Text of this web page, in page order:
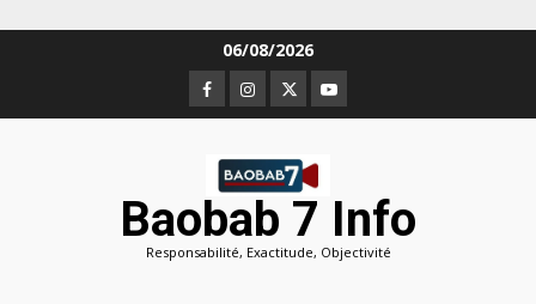
06/08/2026
Facebook
Instagram
TwitterYoutube
Baobab 7 Info
Responsabilité, Exactitude, Objectivité